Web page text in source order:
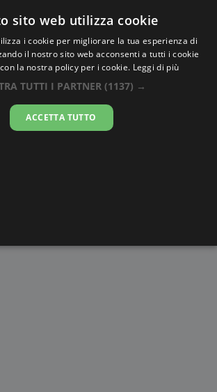
.co
EsattaOdzun
18:11:19
sito web utilizza cookie
i cookie per migliorare la tua esperienza di
il nostro sito web acconsenti a tutti i cookie
la nostra policy per i cookie. Leggi di più
TUTTI I PARTNER (1137) →
ACCETTA TUTTO